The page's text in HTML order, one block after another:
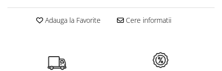
Adauga la Favorite Cere informatii